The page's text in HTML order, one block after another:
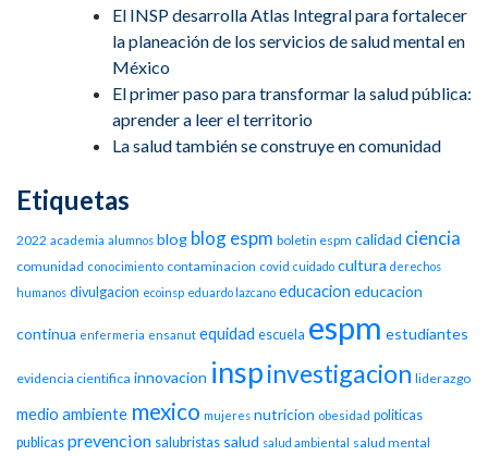
El INSP desarrolla Atlas Integral para fortalecer
la planeación de los servicios de salud mental en
México
El primer paso para transformar la salud pública:
aprender a leer el territorio
La salud también se construye en comunidad
Etiquetas
2022 academia alumnos blog blog espm boletin espm calidad ciencia
comunidad conocimiento contaminacion covid cuidado cultura derechos
humanos divulgacion ecoinsp eduardo lazcano educacion educacion
continua enfermeria ensanut equidad escuela espm estudiantes
evidencia cientifica innovacion inspinvestigacion liderazgo
medio ambiente mexico mujeres nutricion obesidad politicas
publicas prevencion salubristas salud salud ambiental salud mental